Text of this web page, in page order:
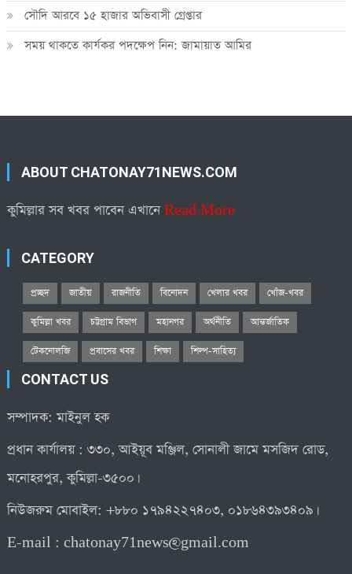
সৌদি আরবে ১৫ হাজার অভিবাসী গ্রেপ্তার
সময় থাকতে কার্যকর পদক্ষেপ নিন: জামায়াত আমির
ABOUT CHATONAY71NEWS.COM
কুমিল্লার সব খবর পাবেন এখানেRead More
CATEGORY
প্রচ্ছদ জাতীয় রাজনীতি বিনোদন খেলার খবর খোঁজ-খবর
কুমিল্লা খবর চট্টগ্রাম বিভাগ মহানগর অর্থনীতি আন্তর্জাতিক
টেকনোলজি প্রবাসের খবর শিক্ষা শিল্প-সাহিত্য
CONTACT US
সম্পাদক: মাইনুল হক
প্রধান কার্যালয় : ৩৩০, আইয়ূব মঞ্জিল, সোনালী জামে মসজিদ রোড,
মনোহরপুর, কুমিল্লা-৩৫০০।
নিউজরুম মোবাইল: +৮৮০ ১৭৯৪২২৭৪০৩, ০১৮৬৪৩৯৩৪০৯।
E-mail :chatonay71news@gmail.com